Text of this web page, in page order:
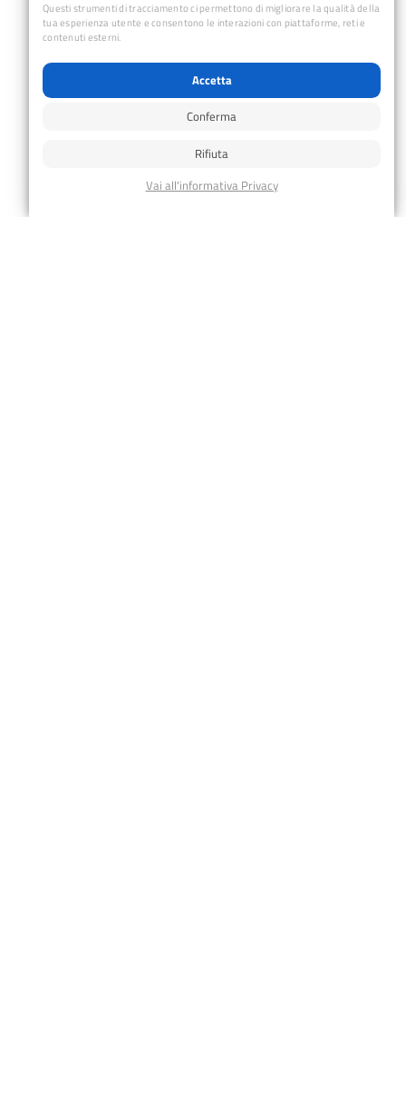
Questi strumenti di tracciamento ci permettono di migliorare la qualità della
tua esperienza utente e consentono le interazioni con piattaforme, reti e
contenuti esterni.
Accetta
Conferma
Rifiuta